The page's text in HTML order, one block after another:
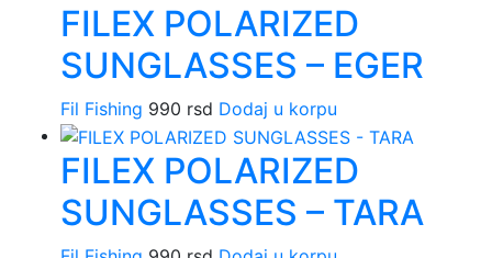
FILEX POLARIZED
SUNGLASSES – EGER
Fil Fishing 990 rsd Dodaj u korpu
FILEX POLARIZED
SUNGLASSES – TARA